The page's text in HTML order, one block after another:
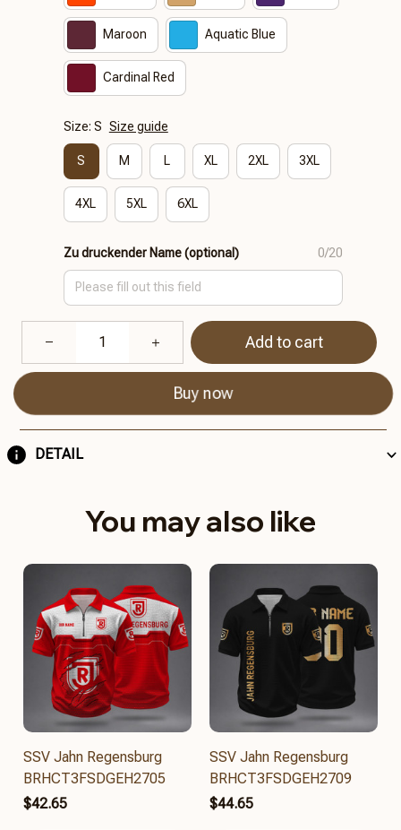
Maroon Aquatic Blue
Cardinal Red
Size: S Size guide
S M L XL 2XL 3XL
4XL 5XL 6XL
Zu druckender Name (optional) 0/20
Add to cart
Buy now
DETAIL
You may also like
SSV Jahn Regensburg
BRHCT3FSDGEH2705
$42.65
SSV Jahn Regensburg
BRHCT3FSDGEH2709
$44.65